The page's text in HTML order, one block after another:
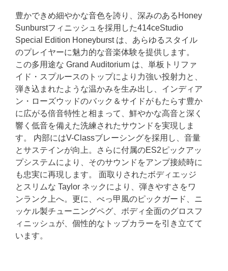
豊かできめ細やかな音色を誇り、深みのあるHoney
Sunburstフィニッシュを採用した414ceStudio
Special Edition Honeyburst は、あらゆるスタイル
のプレイヤーに魅力的な音楽体験を提供します。
この多用途な Grand Auditorium は、単板トリファ
イド・スプルースのトップにより力強い投射力と、
弾き込まれたような温かみを生み出し、インディア
ン・ローズウッドのバック＆サイドがもたらす豊か
に広がる倍音特性と相まって、鮮やかな高音と深く
響く低音を備えた洗練されたサウンドを実現しま
す。 内部にはV-Classブレーシングを採用し、音量
とサステインが向上。さらに付属のES2ピックアッ
プシステムにより、そのサウンドをアンプ接続時に
も忠実に再現します。 面取りされたボディエッジ
とスリムな Taylor ネックにより、弾きやすさをワ
ンランク上へ。更に、べっ甲風のピックガード、ニ
ッケル製チューニングペグ、ボディ全面のグロスフ
ィニッシュが、個性的なトップカラーを引き立てて
います。